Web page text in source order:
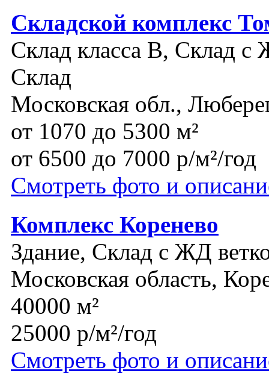
Складской комплекс
Склад класса B, Склад с
Склад
Московская обл.,
от 1070 до 5300 м²
от 6500 до 7000 р/м²/год
Смотреть фото и
Комплекс Коренево
Здание, Склад с ЖД
Московская область,
40000 м²
25000 р/м²/год
Смотреть фото и